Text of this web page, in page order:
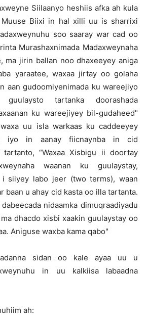
Siilaanyo heshiis afka ah kula
Muuse Biixi in hal xilli uu is sharrixi
soo saaray war cad oo
Murashaxnimada Madaxweynaha
ma jirin ballan noo dhaxeeyey aniga
yaraatee, waxaa jirtay oo golaha
aan gudoomiyenimada ku wareejiyo
tartanka doorashada
ku wareejiyey bil-gudaheed"
uu isla warkaas ku caddeeyey
iyo in aanay fiicnaynba in cid
“Waxaa Xisbigu ii doortay
waanan ku guulaystay,
i siiyey labo jeer (two terms), waan
baan u ahay cid kasta oo illa tartanta.
nidaamka dimuqraadiyadu
dhacdo xisbi xaakin guulaystay oo
Aniguse waxba kama qabo"
sidan oo kale ayaa uu u
in uu kalkiisa labaadna
ah: